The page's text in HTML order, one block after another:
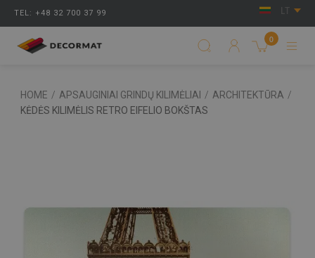
TEL: +48 32 700 37 99
0
HOME / APSAUGINIAI GRINDŲ KILIMĖLIAI / ARCHITEKTŪRA /
KĖDĖS KILIMĖLIS RETRO EIFELIO BOKŠTAS